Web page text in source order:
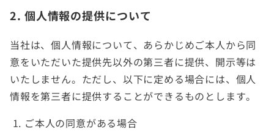
2. 個人情報の提供について
当社は、個人情報について、あらかじめご本人から同
意をいただいた提供先以外の第三者に提供、開示等は
いたしません。ただし、以下に定める場合には、個人
情報を第三者に提供することができるものとします。
ご本人の同意がある場合